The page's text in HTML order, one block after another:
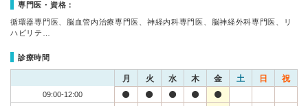
専門医・資格：
循環器専門医、脳血管内治療専門医、神経内科専門医、脳神経外科専門医、リ
ハビリテ…
診療時間
月 火 水 木 金 土 日 祝
09:00-12:00